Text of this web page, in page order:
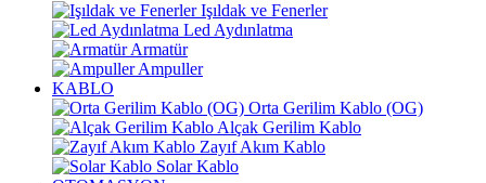
Işıldak ve Fenerler
Led Aydınlatma
Armatür
Ampuller
KABLO
Orta Gerilim Kablo (OG)
Alçak Gerilim Kablo
Zayıf Akım Kablo
Solar Kablo